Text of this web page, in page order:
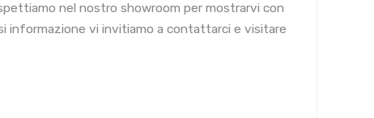
nel nostro showroom per mostrarvi con
informazione vi invitiamo a contattarci e visitare